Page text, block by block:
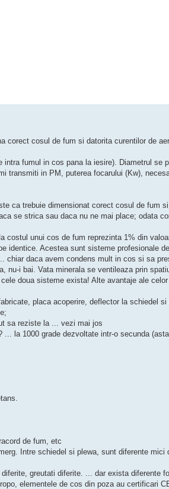
corect cosul de fum si datorita curentilor de
fumul in cos pana la iesire). Diametrul se
transmiti in PM, puterea focarului (Kw),
ca trebuie dimensionat corect cosul de fum
se strica sau daca nu ne mai place; odata
costul unui cos de fum reprezinta 1% din
identice. Acestea sunt sisteme profesionale
chiar daca avem condens mult in cos si sa
nu-i bai. Vata minerala se ventileaza prin
doua sisteme exista! Alte avantaje ale
placa acoperire, deflector la schiedel si
sa reziste la ... vezi mai jos
la 1000 grade dezvoltate intr-o secunda
de fum, etc
Intre schiedel si plewa, sunt diferente mici
greutati diferite. ... dar exista diferente
elementele de cos din poza au certificari